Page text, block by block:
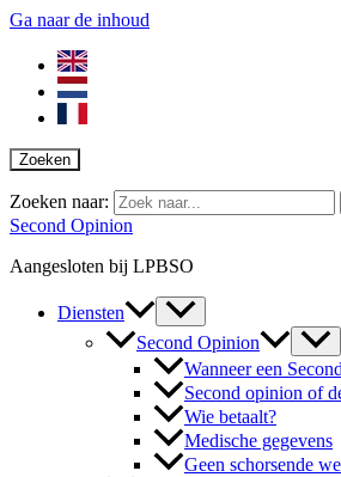
Ga naar de inhoud
Zoeken
Zoeken naar:
Second Opinion
Aangesloten bij LPBSO
Diensten
Second Opinion
Wanneer een
Second opinion of
Wie betaalt?
Medische gegevens
Geen schorsende